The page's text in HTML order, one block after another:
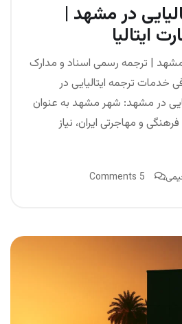
در مشهد |
ایتالیا
مشهد | ترجمه رسمی اسناد و مدارک
خدمات ترجمه ایتالیایی در
در مشهد: شهر مشهد به‌ عنوان
و مهاجرتی ایران، نیاز
5 Comments